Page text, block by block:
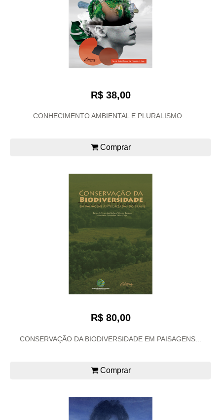
R$ 38,00
CONHECIMENTO AMBIENTAL E PLURALISMO...
Comprar
R$ 80,00
CONSERVAÇÃO DA BIODIVERSIDADE EM PAISAGENS...
Comprar